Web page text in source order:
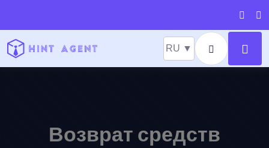
RU ▼
Возврат средств